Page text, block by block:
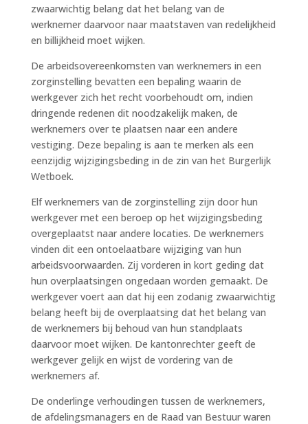
zwaarwichtig belang dat het belang van de
werknemer daarvoor naar maatstaven van redelijkheid
en billijkheid moet wijken.
De arbeidsovereenkomsten van werknemers in een
zorginstelling bevatten een bepaling waarin de
werkgever zich het recht voorbehoudt om, indien
dringende redenen dit noodzakelijk maken, de
werknemers over te plaatsen naar een andere
vestiging. Deze bepaling is aan te merken als een
eenzijdig wijzigingsbeding in de zin van het Burgerlijk
Wetboek.
Elf werknemers van de zorginstelling zijn door hun
werkgever met een beroep op het wijzigingsbeding
overgeplaatst naar andere locaties. De werknemers
vinden dit een ontoelaatbare wijziging van hun
arbeidsvoorwaarden. Zij vorderen in kort geding dat
hun overplaatsingen ongedaan worden gemaakt. De
werkgever voert aan dat hij een zodanig zwaarwichtig
belang heeft bij de overplaatsing dat het belang van
de werknemers bij behoud van hun standplaats
daarvoor moet wijken. De kantonrechter geeft de
werkgever gelijk en wijst de vordering van de
werknemers af.
De onderlinge verhoudingen tussen de werknemers,
de afdelingsmanagers en de Raad van Bestuur waren